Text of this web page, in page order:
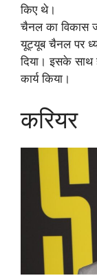
किए थे।
चैनल का विकास
यूट्यूब चैनल पर
दिया। इसके साथ
कार्य किया।
करियर